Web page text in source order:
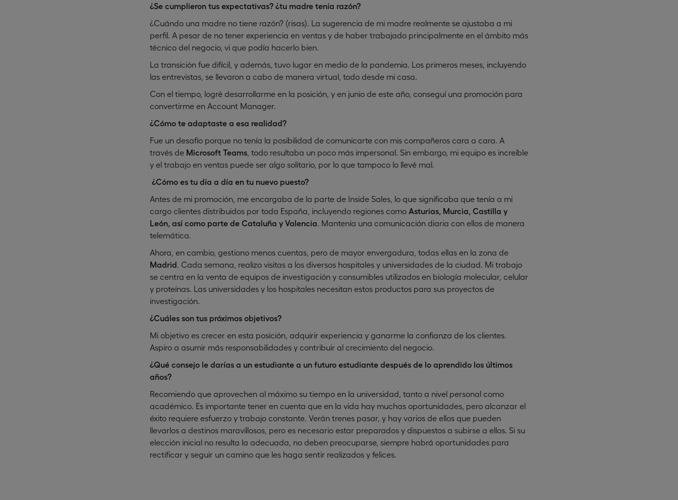
¿Se cumplieron tus expectativas? ¿tu madre tenía razón?
¿Cuándo una madre no tiene razón? (risas). La sugerencia de mi madre realmente se ajustaba a mi
perfil. A pesar de no tener experiencia en ventas y de haber trabajado principalmente en el ámbito más
técnico del negocio, vi que podía hacerlo bien.
La transición fue difícil, y además, tuvo lugar en medio de la pandemia. Los primeros meses, incluyendo
las entrevistas, se llevaron a cabo de manera virtual, todo desde mi casa.
Con el tiempo, logré desarrollarme en la posición, y en junio de este año, conseguí una promoción para
convertirme en Account Manager.
¿Cómo te adaptaste a esa realidad?
Fue un desafío porque no tenía la posibilidad de comunicarte con mis compañeros cara a cara. A
través de Microsoft Teams , todo resultaba un poco más impersonal. Sin embargo, mi equipo es increíble
y el trabajo en ventas puede ser algo solitario, por lo que tampoco lo llevé mal.
¿Cómo es tu día a día en tu nuevo puesto?
Antes de mi promoción, me encargaba de la parte de Inside Sales, lo que significaba que tenía a mi
cargo clientes distribuidos por toda España, incluyendo regiones como Asturias, Murcia, Castilla y
León, así como parte de Cataluña y Valencia. Mantenía una comunicación diaria con ellos de manera
telemática.
Ahora, en cambio, gestiono menos cuentas, pero de mayor envergadura, todas ellas en la zona de
Madrid. Cada semana, realizo visitas a los diversos hospitales y universidades de la ciudad. Mi trabajo
se centra en la venta de equipos de investigación y consumibles utilizados en biología molecular, celular
y proteínas. Las universidades y los hospitales necesitan estos productos para sus proyectos de
investigación.
¿Cuáles son tus próximos objetivos?
Mi objetivo es crecer en esta posición, adquirir experiencia y ganarme la confianza de los clientes.
Aspiro a asumir más responsabilidades y contribuir al crecimiento del negocio.
¿Qué consejo le darías a un estudiante a un futuro estudiante después de lo aprendido los últimos
años?
Recomiendo que aprovechen al máximo su tiempo en la universidad, tanto a nivel personal como
académico. Es importante tener en cuenta que en la vida hay muchas oportunidades, pero alcanzar el
éxito requiere esfuerzo y trabajo constante. Verán trenes pasar, y hay varios de ellos que pueden
llevarlos a destinos maravillosos, pero es necesario estar preparados y dispuestos a subirse a ellos. Si su
elección inicial no resulta la adecuada, no deben preocuparse, siempre habrá oportunidades para
rectificar y seguir un camino que les haga sentir realizados y felices.